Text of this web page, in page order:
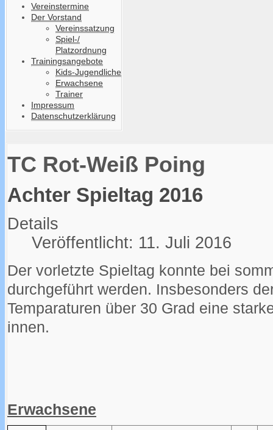
Vereinstermine
Der Vorstand
Vereinssatzung
Spiel-/
Platzordnung
Trainingsangebote
Kids-Jugendliche
Erwachsene
Trainer
Impressum
Datenschutzerklärung
TC Rot-Weiß Poing
Achter Spieltag 2016
Details
Veröffentlicht: 11. Juli 2016
Der vorletzte Spieltag konnte bei
durchgeführt werden. Insbesonders
Temparaturen über 30 Grad eine
innen.
Erwachsene